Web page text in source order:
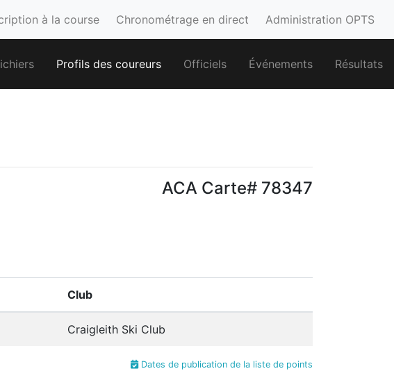
à la course Chronométrage en direct Administration OPTS
Profils des coureurs Officiels Événements Résultats
ACA Carte# 78347
Club
Craigleith Ski Club
Dates de publication de la liste de points